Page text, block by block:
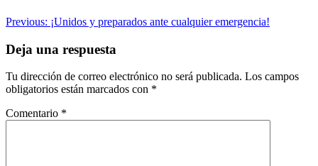
Navegación
de
entradas
Previous: ¡Unidos y preparados ante cualquier emergencia!
Deja una respuesta
Tu dirección de correo electrónico no será publicada. Los campos
obligatorios están marcados con *
Comentario *